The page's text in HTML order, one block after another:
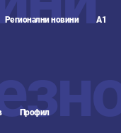
Регионални новини А1
Профил